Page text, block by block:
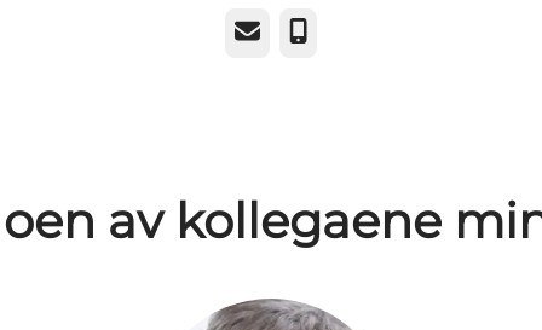
E-postTelefonnummer
av kollegaene